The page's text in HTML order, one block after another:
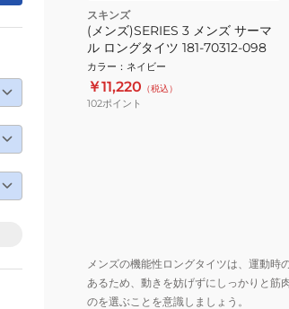
スキンズ
(メンズ)SERIES 3 メンズ サーマ
ル ロングタイツ 181-70312-098
カラー ： ネイビー
￥11,220 （税込）
102ポイント
メンズの機能性ロングタイツは、運動
あるため、動きを妨げずにしっかりと筋
のを選ぶことを意識しましょう。